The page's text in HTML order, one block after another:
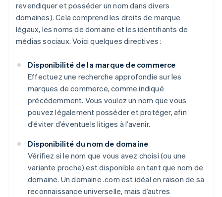
revendiquer et posséder un nom dans divers
domaines). Cela comprend les droits de marque
légaux, les noms de domaine et les identifiants de
médias sociaux. Voici quelques directives :
Disponibilité de la marque de commerce
Effectuez une recherche approfondie sur les
marques de commerce, comme indiqué
précédemment. Vous voulez un nom que vous
pouvez légalement posséder et protéger, afin
d’éviter d’éventuels litiges à l’avenir.
Disponibilité du nom de domaine
Vérifiez si le nom que vous avez choisi (ou une
variante proche) est disponible en tant que nom de
domaine. Un domaine .com est idéal en raison de sa
reconnaissance universelle, mais d’autres